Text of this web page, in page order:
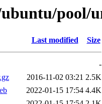
pool/
Last modified Size
-
2016-11-02 03:21 2.5K
2022-01-15 17:54 4.4K